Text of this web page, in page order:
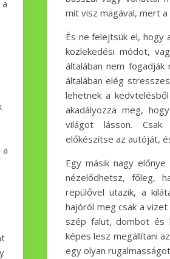
a
mit visz magával, mert
És ne felejtsük el, hogy
közlekedési módot,
általában nem
általában elég
lehetnek a
akadályozza meg,
világot lásson. Csak
előkészítse az autóját,
Egy másik nagy
nézelődhetsz, főleg,
repülővel utazik, a
hajóról meg csak a
szép falut, dombot és
képes lesz megállítani
egy olyan